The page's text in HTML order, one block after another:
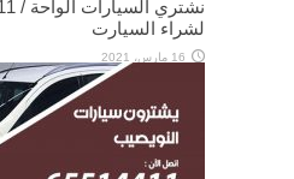
لشراء السيارت
16 مارس، 2021